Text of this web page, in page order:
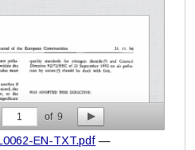
1 of 9
EN-TXT.pdf —